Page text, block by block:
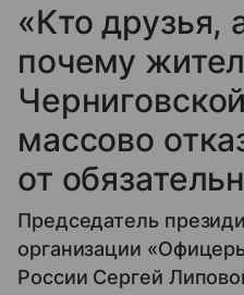
«Кто друзья,
почему
массово
от
Председатель
организации
России Сергей